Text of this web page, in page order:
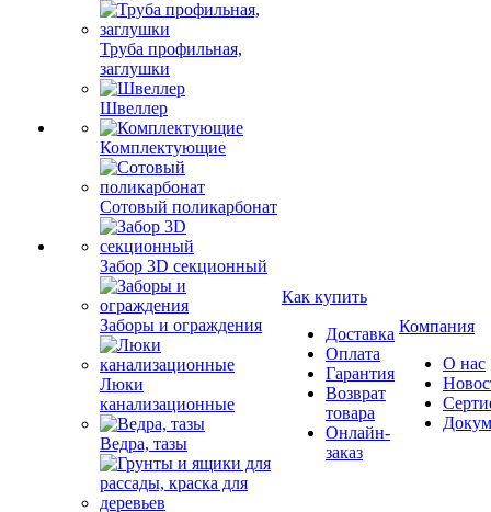
Труба профильная,
заглушки
Швеллер
Комплектующие
Сотовый поликарбонат
Забор 3D секционный
Заборы и ограждения
Люки
канализационные
Ведра, тазы
Как купить
Доставка
Оплата
Гарантия
Возврат
товара
Онлайн-
заказ
Компания
О нас